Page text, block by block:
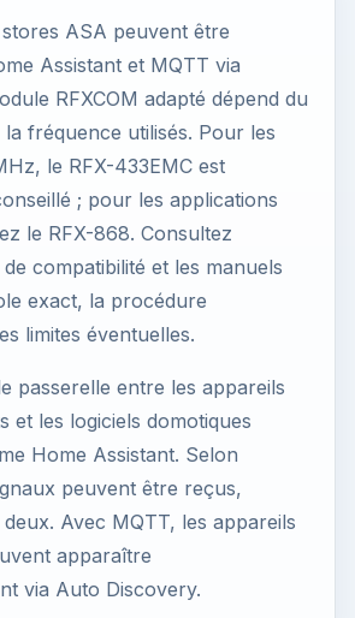
ASA peuvent être
Assistant et MQTT via
RFXCOM adapté dépend du
fréquence utilisés. Pour les
le RFX-433EMC est
; pour les applications
le RFX-868. Consultez
compatibilité et les manuels
exact, la procédure
limites éventuelles.
passerelle entre les appareils
et les logiciels domotiques
Home Assistant. Selon
peuvent être reçus,
Avec MQTT, les appareils
apparaître
via Auto Discovery.